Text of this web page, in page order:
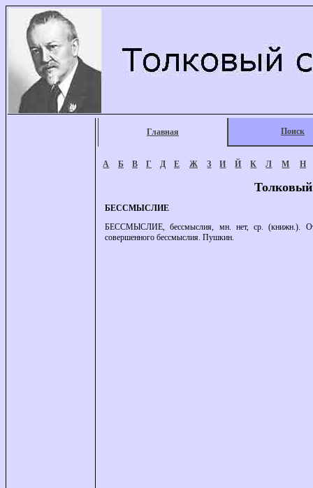
Главная Поиск
А Б В Г Д Е Ж З И Й К Л М Н
БЕССМЫСЛИЕ
БЕССМЫСЛИЕ, бессмыслия, мн. нет, ср. (книжн.).
совершенного бессмыслия. Пушкин.